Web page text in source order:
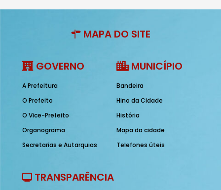
MAPA DO SITE
GOVERNO
A Prefeitura
O Prefeito
O Vice-Prefeito
Organograma
Secretarias e Autarquias
MUNICÍPIO
Bandeira
Hino da Cidade
História
Mapa da cidade
Telefones úteis
TRANSPARÊNCIA